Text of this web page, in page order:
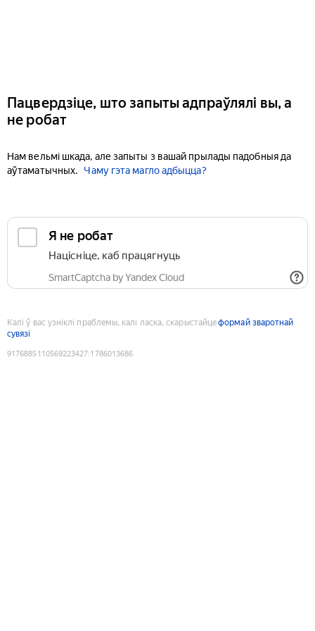
Пацвердзіце, што запыты адпраўлялі вы, а
не робат
Нам вельмі шкада, але запыты з вашай прылады падобныя да
аўтаматычных.
Чаму гэта магло адбыцца?
Я не робат
Націсніце, каб працягнуць
SmartCaptcha by Yandex Cloud
Калі ў вас узніклі праблемы, калі ласка, скарыстайцеформай зваротнай
сувязі
9176885110569223427:1786013686